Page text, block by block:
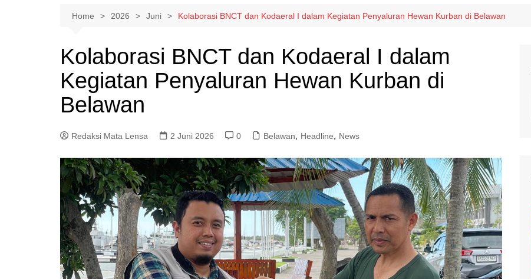
Home 2026 Juni Kolaborasi BNCT dan Kodaeral I dalam Kegiatan Penyaluran Hewan Kurban di Belawan
Kolaborasi BNCT dan Kodaeral I dalam
Kegiatan Penyaluran Hewan Kurban di
Belawan
Redaksi Mata Lensa 2 Juni 2026 0 Belawan Headline News